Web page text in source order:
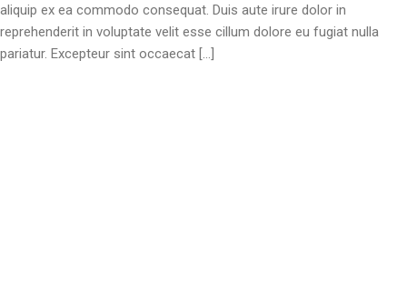
aliquip ex ea commodo consequat. Duis aute irure dolor in
reprehenderit in voluptate velit esse cillum dolore eu fugiat nulla
pariatur. Excepteur sint occaecat […]